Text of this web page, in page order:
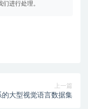
进行处理。
上一篇
的大型视觉语言数据集